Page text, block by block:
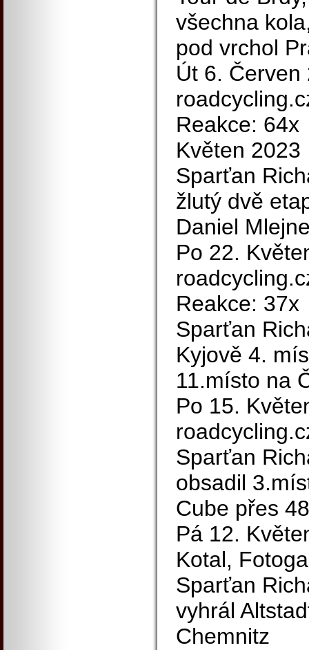
všechna
pod vrchol
Út 6.
Reakce: 64x
Květen 2023
Sparťan
žlutý dvě
Daniel
Po 22.
Reakce: 37x
Sparťan
Kyjově 4.
11.místo na
Po 15.
Sparťan
obsadil
Cube přes
Pá 12.
Kotal,
Sparťan
vyhrál
Chemnitz